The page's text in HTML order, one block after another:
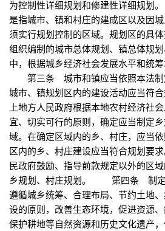
为控制性详细规划和修建性详细规
是指城市、镇和村庄的建成区以及因
须实行规划控制的区域。规划区的具
组织编制的城市总体规划、镇总体规
中，根据城乡经济社会发展水平和统筹
第三条 城市和镇应当依照本法制
城市、镇规划区内的建设活动应当
上地方人民政府根据本地农村经济社
宜、切实可行的原则，确定应当制定
域。在确定区域内的乡、村庄，应当
区内的乡、村庄建设应当符合规划
民政府鼓励、指导前款规定以外的区
乡规划、村庄规划。 第四条 制定
遵循城乡统筹、合理布局、节约土地
设的原则，改善生态环境，促进资源、
保护耕地等自然资源和历史文化遗产